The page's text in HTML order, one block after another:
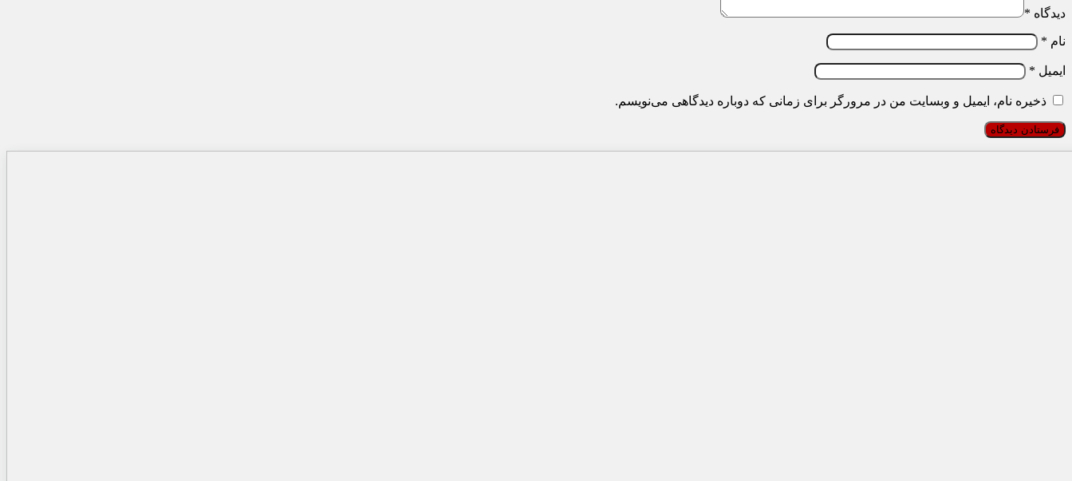
دیدگاه *
نام *
ایمیل *
ذخیره نام، ایمیل و وبسایت من در مرورگر برای زمانی که دوباره دیدگاهی می‌نویسم.